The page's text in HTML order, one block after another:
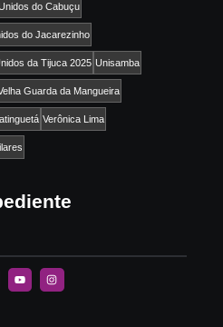
do Cabuçu
do Jacarezinho
da Tijuca 2025 Unisamba
Guarda da Mangueira
Verônica Lima